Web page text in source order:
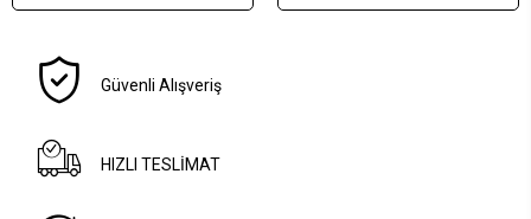
Güvenli Alışveriş
HIZLI TESLİMAT